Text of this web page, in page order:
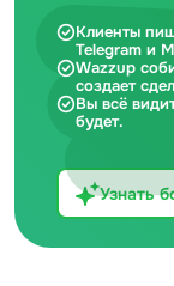
Клиенты
Telegram и
Wazzup
создает
Вы всё
будет.
Узнать